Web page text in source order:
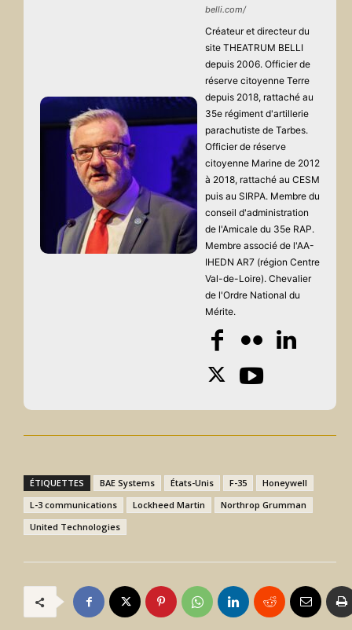
belli.com/
Créateur et directeur du
site THEATRUM BELLI
depuis 2006. Officier de
réserve citoyenne Terre
depuis 2018, rattaché au
35e régiment d'artillerie
parachutiste de Tarbes.
Officier de réserve
citoyenne Marine de 2012
à 2018, rattaché au CESM
puis au SIRPA. Membre du
conseil d'administration
de l'Amicale du 35e RAP.
Membre associé de l'AA-
IHEDN AR7 (région Centre
Val-de-Loire). Chevalier
de l'Ordre National du
Mérite.
ÉTIQUETTES BAE Systems États-Unis F-35
Honeywell
L-3 communications
Lockheed Martin
Northrop Grumman
United Technologies